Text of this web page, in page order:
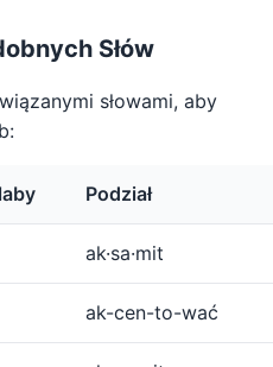
Słów
słowami, aby
Podział
ak·sa·mit
ak-cen-to-wać